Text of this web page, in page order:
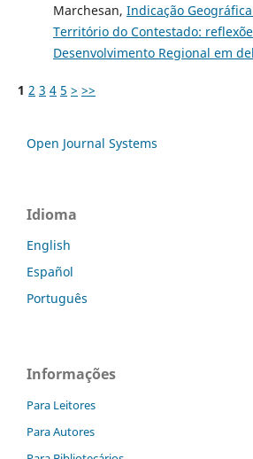
Marchesan, Indicação
Território do Contestado:
Desenvolvimento Regional em
1 2 3 4 5 > >>
Open Journal Systems
Idioma
English
Español
Português
Informações
Para Leitores
Para Autores